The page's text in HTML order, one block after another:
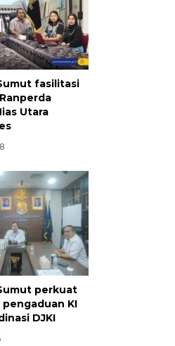
fasilitasi
Utara
perkuat
KI
DJKI